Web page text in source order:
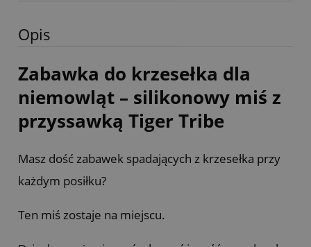
Opis
Zabawka do krzesełka dla
niemowląt – silikonowy miś z
przyssawką Tiger Tribe
Masz dość zabawek spadających z krzesełka przy
każdym posiłku?
Ten miś zostaje na miejscu.